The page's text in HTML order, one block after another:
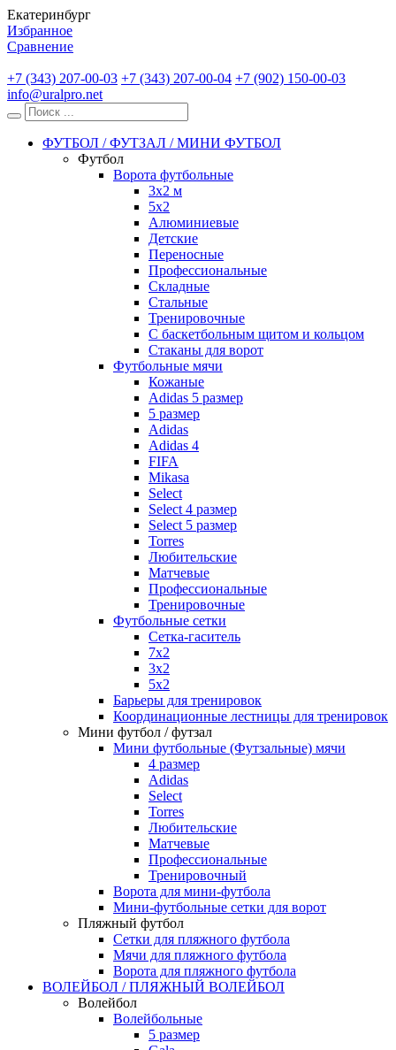
Екатеринбург
Избранное
Сравнение
+7 (343) 207-00-03 +7 (343) 207-00-04 +7 (902) 150-00-03
info@uralpro.net
ФУТБОЛ / ФУТЗАЛ / МИНИ ФУТБОЛ
Футбол
Ворота футбольные
3х2 м
5х2
Алюминиевые
Детские
Переносные
Профессиональные
Складные
Стальные
Тренировочные
С баскетбольным щитом и кольцом
Стаканы для ворот
Футбольные мячи
Кожаные
Adidas 5 размер
5 размер
Adidas
Adidas 4
FIFA
Mikasa
Select
Select 4 размер
Select 5 размер
Torres
Любительские
Матчевые
Профессиональные
Тренировочные
Футбольные сетки
Сетка-гаситель
7x2
3х2
5х2
Барьеры для тренировок
Координационные лестницы для тренировок
Мини футбол / футзал
Мини футбольные (Футзальные) мячи
4 размер
Adidas
Select
Torres
Любительские
Матчевые
Профессиональные
Тренировочный
Ворота для мини-футбола
Мини-футбольные сетки для ворот
Пляжный футбол
Сетки для пляжного футбола
Мячи для пляжного футбола
Ворота для пляжного футбола
ВОЛЕЙБОЛ / ПЛЯЖНЫЙ ВОЛЕЙБОЛ
Волейбол
Волейбольные
5 размер